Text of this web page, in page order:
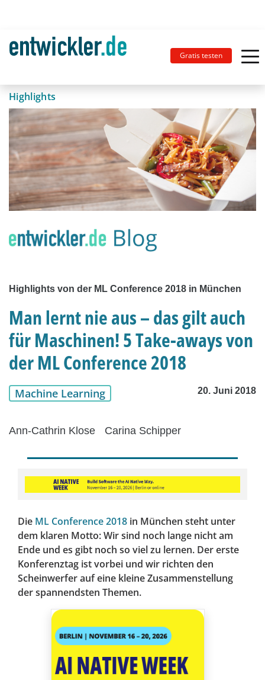
Gratis testen
Highlights
Highlights von der ML Conference 2018 in München
Man lernt nie aus – das gilt auch
für Maschinen! 5 Take-aways von
der ML Conference 2018
Machine Learning 20. Juni 2018
Ann-Cathrin Klose Carina Schipper
Die ML Conference 2018 in München steht unter
dem klaren Motto: Wir sind noch lange nicht am
Ende und es gibt noch so viel zu lernen. Der erste
Konferenztag ist vorbei und wir richten den
Scheinwerfer auf eine kleine Zusammenstellung
der spannendsten Themen.